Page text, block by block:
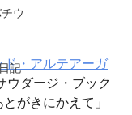
ウ
記
ド・アルテアーガ
ウダージ・ブック
がきにかえて」